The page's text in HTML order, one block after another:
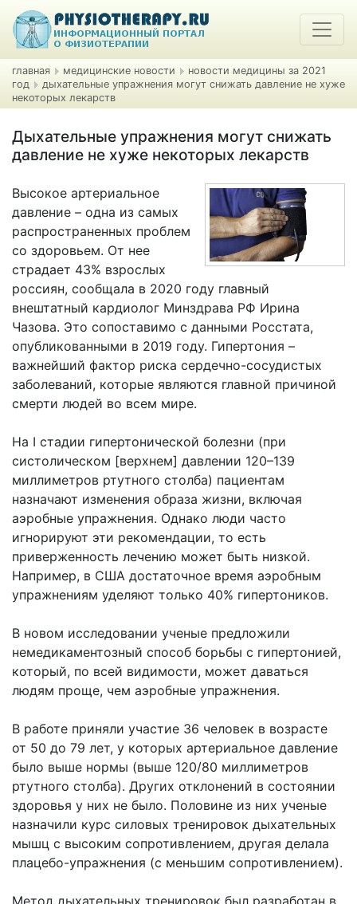
главная медицинские новости
новости медицины за 2021
год
дыхательные упражнения могут снижать давление не хуже
некоторых лекарств
Дыхательные упражнения могут снижать
давление не хуже некоторых лекарств
Высокое артериальное
давление – одна из самых
распространенных проблем
со здоровьем. От нее
страдает 43% взрослых
россиян, сообщала в 2020 году главный
внештатный кардиолог Минздрава РФ Ирина
Чазова. Это сопоставимо с данными Росстата,
опубликованными в 2019 году. Гипертония –
важнейший фактор риска сердечно-сосудистых
заболеваний, которые являются главной причиной
смерти людей во всем мире.
На I стадии гипертонической болезни (при
систолическом [верхнем] давлении 120–139
миллиметров ртутного столба) пациентам
назначают изменения образа жизни, включая
аэробные упражнения. Однако люди часто
игнорируют эти рекомендации, то есть
приверженность лечению может быть низкой.
Например, в США достаточное время аэробным
упражнениям уделяют только 40% гипертоников.
В новом исследовании ученые предложили
немедикаментозный способ борьбы с гипертонией,
который, по всей видимости, может даваться
людям проще, чем аэробные упражнения.
В работе приняли участие 36 человек в возрасте
от 50 до 79 лет, у которых артериальное давление
было выше нормы (выше 120/80 миллиметров
ртутного столба). Других отклонений в состоянии
здоровья у них не было. Половине из них ученые
назначили курс силовых тренировок дыхательных
мышц с высоким сопротивлением, другая делала
плацебо-упражнения (с меньшим сопротивлением).
Метод дыхательных тренировок был разработан в